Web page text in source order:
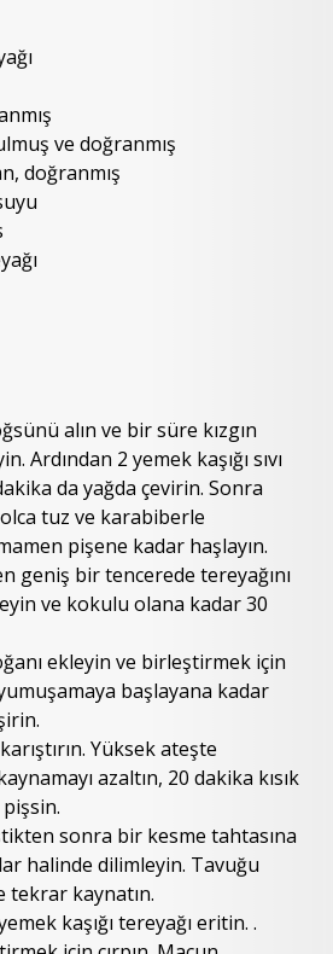
ve doğranmış
doğranmış
alın ve bir süre kızgın
Ardından 2 yemek kaşığı sıvı
da yağda çevirin. Sonra
tuz ve karabiberle
pişene kadar haşlayın.
geniş bir tencerede tereyağını
ve kokulu olana kadar 30
ekleyin ve birleştirmek için
başlayana kadar
Yüksek ateşte
azaltın, 20 dakika kısık
sonra bir kesme tahtasına
halinde dilimleyin. Tavuğu
tekrar kaynatın.
kaşığı tereyağı eritin. .